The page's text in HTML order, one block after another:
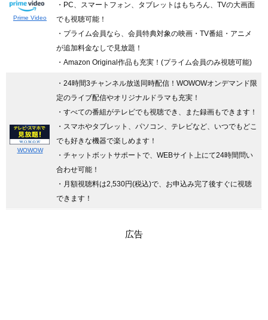
Prime Video
・PC、スマートフォン、タブレットはもちろん、TVの大画面
でも視聴可能！
・プライム会員なら、会員特典対象の映画・TV番組・アニメ
が追加料金なしで見放題！
・Amazon Original作品も充実！(プライム会員のみ視聴可能)
WOWOW
・24時間3チャンネル放送同時配信 ！WOWOWオンデマンド限
定のライブ配信やオリジナルドラマも充実！
・すべての番組がテレビでも視聴でき、また録画もできます！
・スマホやタブレット、パソコン、テレビなど、いつでもどこ
でも好きな機器で楽しめます！
・チャットボットサポートで、WEBサイト上にて24時間問い
合わせ可能！
・月額視聴料は2,530円(税込)で、お申込み完了後すぐに視聴
できます！
広告